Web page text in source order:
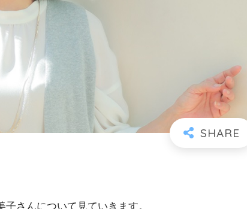
さんについて見ていきます。